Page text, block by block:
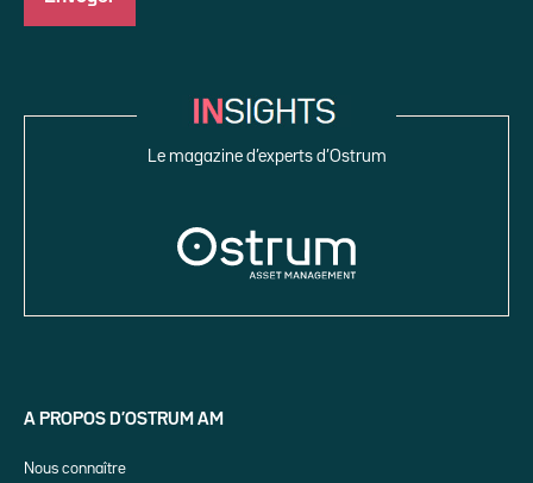
Le magazine d’experts d’Ostrum
A PROPOS D’OSTRUM AM
Nous connaître